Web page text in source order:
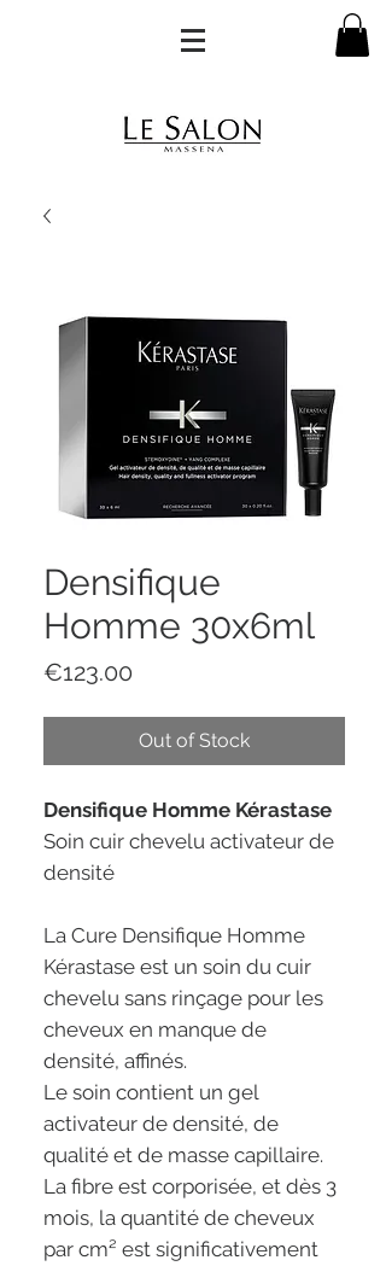
Densifique
Homme 30x6ml
€123.00
Out of Stock
Densifique Homme Kérastase
Soin cuir chevelu activateur de
densité
La Cure Densifique Homme
Kérastase est un soin du cuir
chevelu sans rinçage pour les
cheveux en manque de
densité, affinés.
Le soin contient un gel
activateur de densité, de
qualité et de masse capillaire.
La fibre est corporisée, et dès 3
mois, la quantité de cheveux
par cm² est significativement